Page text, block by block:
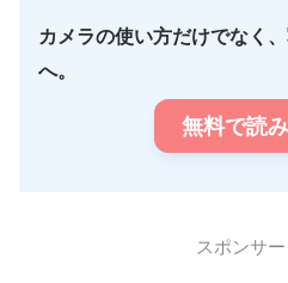
カメラの使い方だけでなく
へ。
無料で読
スポンサ